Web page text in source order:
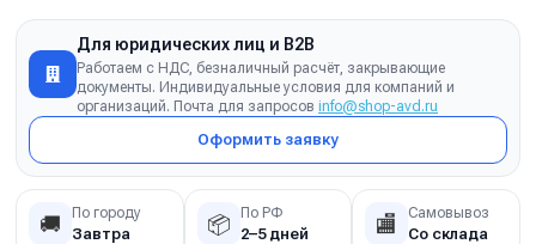
Для юридических лиц и B2B
Работаем с НДС, безналичный расчёт, закрывающие
документы. Индивидуальные условия для компаний и
организаций. Почта для запросов info@shop-avd.ru
Оформить заявку
🚚 По городу
Завтра 📦 По РФ
2–5 дней 🏬 Самовывоз
Со склада